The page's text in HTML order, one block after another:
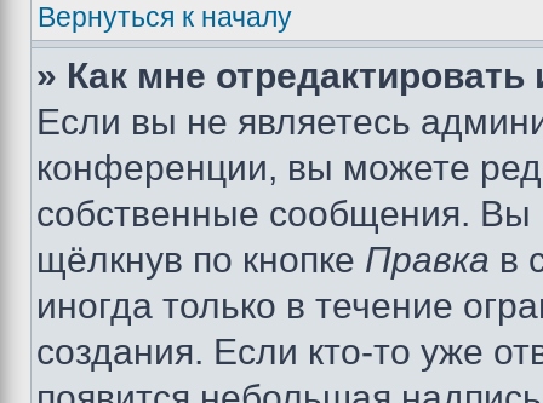
Вернуться к началу
» Как мне
Если вы не являетесь
конференции, вы можете
собственные сообщения. Вы
щёлкнув по кнопке Правка в
иногда только в течение
создания. Если кто-то уже